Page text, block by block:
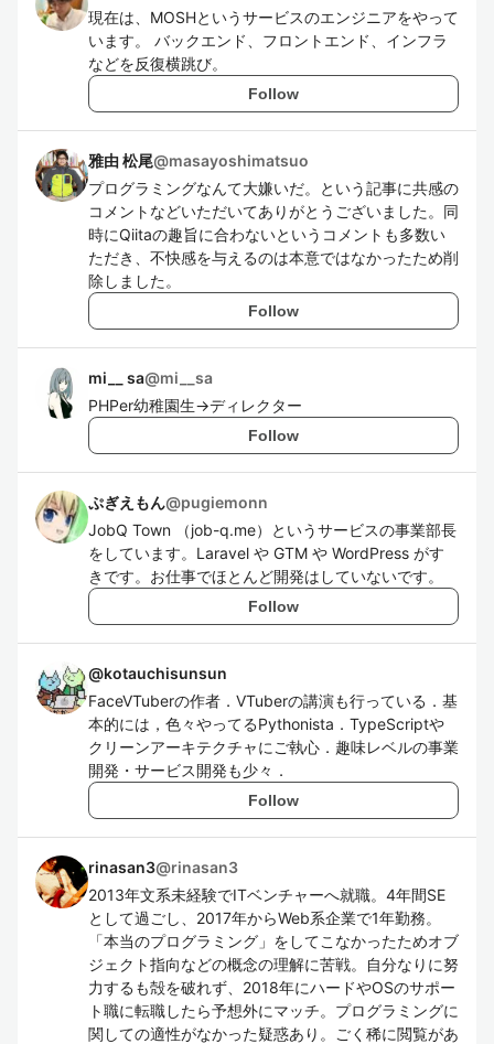
現在は、MOSHというサービスのエンジニアをやって
います。 バックエンド、フロントエンド、インフラ
などを反復横跳び。
Follow
雅由 松尾@masayoshimatsuo
プログラミングなんて大嫌いだ。という記事に共感の
コメントなどいただいてありがとうございました。同
時にQiitaの趣旨に合わないというコメントも多数い
ただき、不快感を与えるのは本意ではなかったため削
除しました。
Follow
mi__ sa@mi__sa
PHPer幼稚園生→ディレクター
Follow
ぷぎえもん@pugiemonn
JobQ Town （job-q.me）というサービスの事業部長
をしています。Laravel や GTM や WordPress がす
きです。お仕事でほとんど開発はしていないです。
Follow
@kotauchisunsun
FaceVTuberの作者．VTuberの講演も行っている．基
本的には，色々やってるPythonista．TypeScriptや
クリーンアーキテクチャにご執心．趣味レベルの事業
開発・サービス開発も少々．
Follow
rinasan3@rinasan3
2013年文系未経験でITベンチャーへ就職。4年間SE
として過ごし、2017年からWeb系企業で1年勤務。
「本当のプログラミング」をしてこなかったためオブ
ジェクト指向などの概念の理解に苦戦。自分なりに努
力するも殻を破れず、2018年にハードやOSのサポー
ト職に転職したら予想外にマッチ。プログラミングに
関しての適性がなかった疑惑あり。ごく稀に閲覧があ